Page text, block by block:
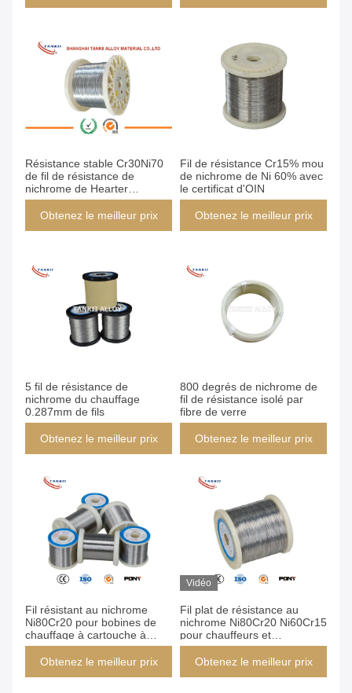
Résistance stable Cr30Ni70
de fil de résistance de
nichrome de Hearter
d'élément de chauffe
Obtenez le meilleur prix
Fil de résistance Cr15% mou
de nichrome de Ni 60% avec
le certificat d'OIN
Obtenez le meilleur prix
5 fil de résistance de
nichrome du chauffage
0.287mm de fils
Obtenez le meilleur prix
800 degrés de nichrome de
fil de résistance isolé par
fibre de verre
Obtenez le meilleur prix
Fil résistant au nichrome
Ni80Cr20 pour bobines de
chauffage à cartouche à
haute résistance à
l'oxydation jusqu'à 1200 °C
Obtenez le meilleur prix
Vidéo
Fil plat de résistance au
nichrome Ni80Cr20 Ni60Cr15
pour chauffeurs et
résistances
Obtenez le meilleur prix